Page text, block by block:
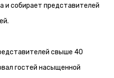
и собирает представителей
свыше 40
гостей насыщенной